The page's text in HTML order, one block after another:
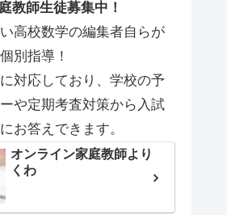
教師生徒募集中！
高校数学の編集者自らが
別指導！
対応しており、学校の予
や定期考査対策から入試
お答えできます。
オンライン家庭教師より
くわ